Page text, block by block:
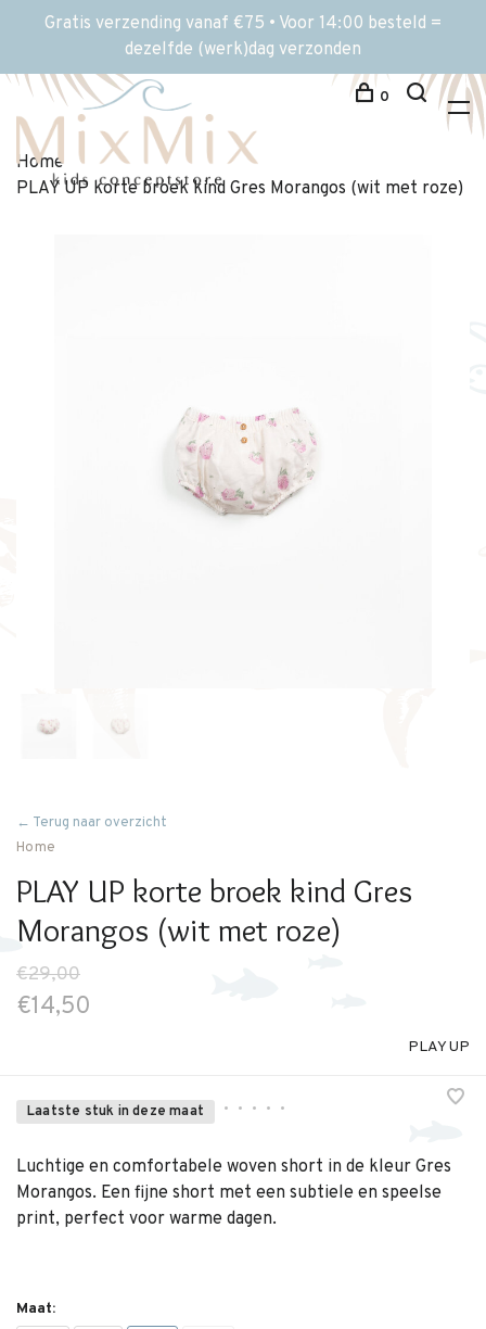
Gratis verzending vanaf €75 • Voor 14:00 besteld =
dezelfde (werk)dag verzonden
0
Home
PLAY UP korte broek kind Gres Morangos (wit met roze)
← Terug naar overzicht
Home
PLAY UP korte broek kind Gres
Morangos (wit met roze)
€29,00
€14,50
PLAY UP
Laatste stuk in deze maat • • • • •
Luchtige en comfortabele woven short in de kleur Gres
Morangos. Een fijne short met een subtiele en speelse
print, perfect voor warme dagen.
Maat: